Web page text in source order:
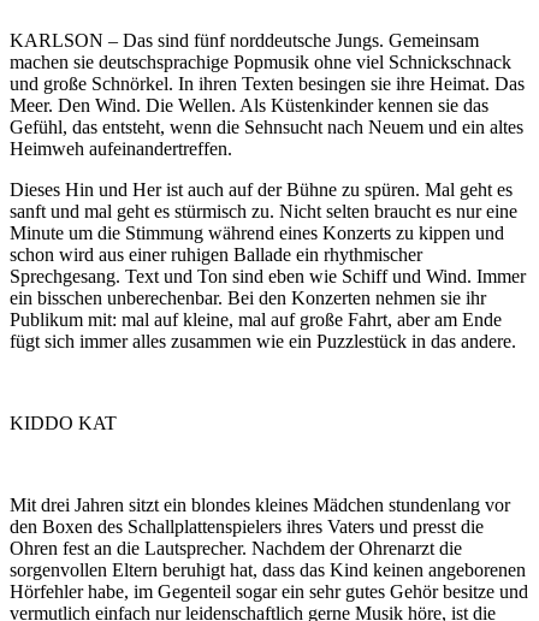
KARLSON – Das sind fünf norddeutsche Jungs. Gemeinsam
machen sie deutschsprachige Popmusik ohne viel Schnickschnack
und große Schnörkel. In ihren Texten besingen sie ihre Heimat. Das
Meer. Den Wind. Die Wellen. Als Küstenkinder kennen sie das
Gefühl, das entsteht, wenn die Sehnsucht nach Neuem und ein altes
Heimweh aufeinandertreffen.
Dieses Hin und Her ist auch auf der Bühne zu spüren. Mal geht es
sanft und mal geht es stürmisch zu. Nicht selten braucht es nur eine
Minute um die Stimmung während eines Konzerts zu kippen und
schon wird aus einer ruhigen Ballade ein rhythmischer
Sprechgesang. Text und Ton sind eben wie Schiff und Wind. Immer
ein bisschen unberechenbar. Bei den Konzerten nehmen sie ihr
Publikum mit: mal auf kleine, mal auf große Fahrt, aber am Ende
fügt sich immer alles zusammen wie ein Puzzlestück in das andere.
KIDDO KAT
Mit drei Jahren sitzt ein blondes kleines Mädchen stundenlang vor
den Boxen des Schallplattenspielers ihres Vaters und presst die
Ohren fest an die Lautsprecher. Nachdem der Ohrenarzt die
sorgenvollen Eltern beruhigt hat, dass das Kind keinen angeborenen
Hörfehler habe, im Gegenteil sogar ein sehr gutes Gehör besitze und
vermutlich einfach nur leidenschaftlich gerne Musik höre, ist die